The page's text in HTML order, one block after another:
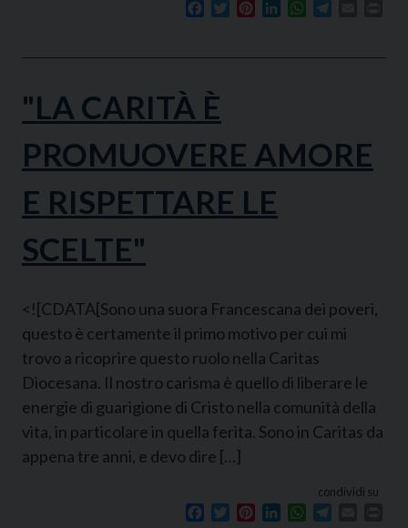
Facebook
TwitterPinterestLinkedInWhatsApp
"LA CARITÀ È
PROMUOVERE AMORE
E RISPETTARE LE
SCELTE"
<![CDATA[Sono una suora Francescana dei poveri,
questo è certamente il primo motivo per cui mi
trovo a ricoprire questo ruolo nella Caritas
Diocesana. Il nostro carisma è quello di liberare le
energie di guarigione di Cristo nella comunità della
vita, in particolare in quella ferita. Sono in Caritas da
appena tre anni, e devo dire […]
condividi su
Facebook
TwitterPinterestLinkedInWhatsApp